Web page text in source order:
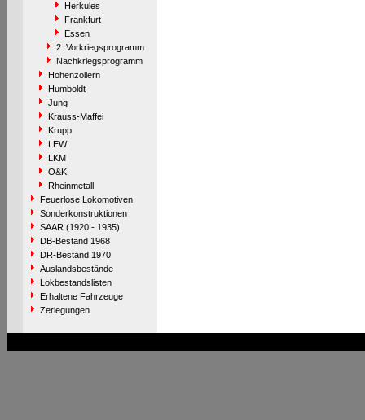
Herkules
Frankfurt
Essen
2. Vorkriegsprogramm
Nachkriegsprogramm
Hohenzollern
Humboldt
Jung
Krauss-Maffei
Krupp
LEW
LKM
O&K
Rheinmetall
Feuerlose Lokomotiven
Sonderkonstruktionen
SAAR (1920 - 1935)
DB-Bestand 1968
DR-Bestand 1970
Auslandsbestände
Lokbestandslisten
Erhaltene Fahrzeuge
Zerlegungen